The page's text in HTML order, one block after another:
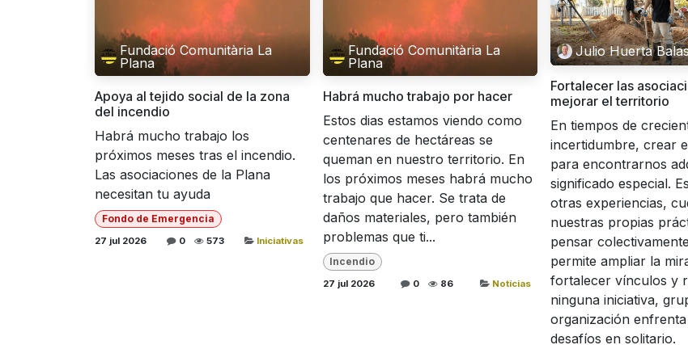
Fundació Comunitària La
Plana
Apoya al tejido social de la zona
del incendio
Habrá mucho trabajo los
próximos meses tras el incendio.
Las asociaciones de la Plana
necesitan tu ayuda
Fondo de Emergencia
27 jul 2026 0 573 Iniciativas
Fundació Comunitària La
Plana
Habrá mucho trabajo por hacer
Estos dias estamos viendo como
centenares de hectáreas se
queman en nuestro territorio. En
los próximos meses habrá mucho
trabajo que hacer. Se trata de
daños materiales, pero también
problemas que ti...
Incendio
27 jul 2026 0 86 Notícias
Julio Huerta
Fortalecer las
mejorar el territorio
En tiempos de
incertidumbre, crear
para encontrarnos
significado especial.
otras experiencias,
nuestras propias
pensar
permite ampliar la
fortalecer vínculos y
ninguna iniciativa,
organización
desafíos en solitario.